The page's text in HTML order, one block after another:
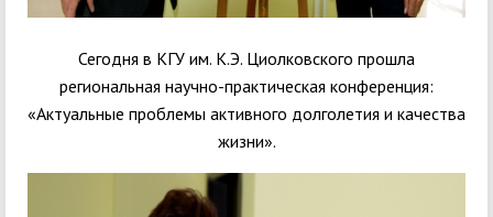
Сегодня в КГУ им. К.Э. Циолковского прошла
региональная научно-практическая конференция:
«Актуальные проблемы активного долголетия и качества
жизни».